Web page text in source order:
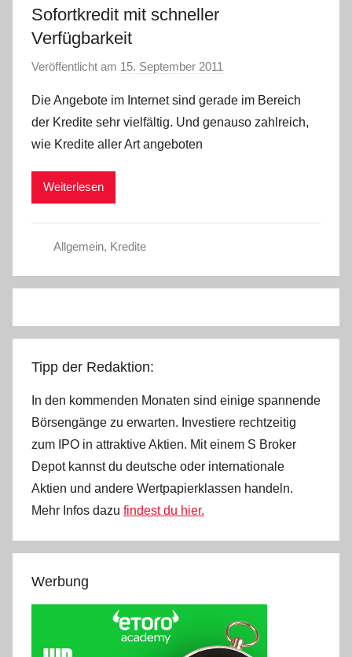
Sofortkredit mit schneller
Verfügbarkeit
Veröffentlicht am 15. September 2011
n
C
W
Die Angebote im Internet sind gerade im Bereich
der Kredite sehr vielfältig. Und genauso zahlreich,
wie Kredite aller Art angeboten
Weiterlesen
Allgemein, Kredite
Tipp der Redaktion:
In den kommenden Monaten sind einige spannende
Börsengänge zu erwarten. Investiere rechtzeitig
zum IPO in attraktive Aktien. Mit einem S Broker
Depot kannst du deutsche oder internationale
Aktien und andere Wertpapierklassen handeln.
Mehr Infos dazu findest du hier.
Werbung